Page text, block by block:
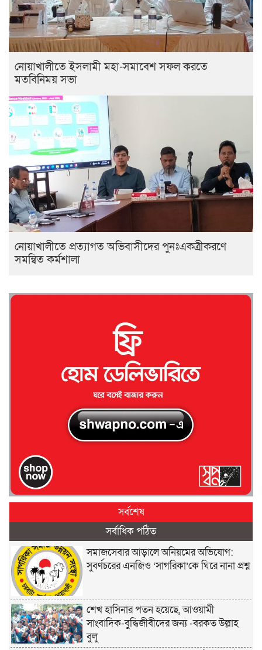
নোয়াখালীতে ইসলামী মহা-সমাবেশ সফল করতে
মতবিনিময় সভা
নোয়াখালীতে প্রত্যাগত অভিবাসীদের পুনঃএকত্রীকরণে
সমন্বিত কর্মশালা
সর্বশেষ
সর্বাধিক পঠিত
সমাজসেবার আড়ালে অনিয়মের অভিযোগ:
সুবর্ণচরের এনজিও ‘সাগরিকা’কে ঘিরে নানা প্রশ্ন
শেখ হাসিনার পতন হয়েছে, আওয়ামী
সাংবাদিক-বুদ্ধিজীবীদের জন্য -বরকত উল্লাহ
বুলু